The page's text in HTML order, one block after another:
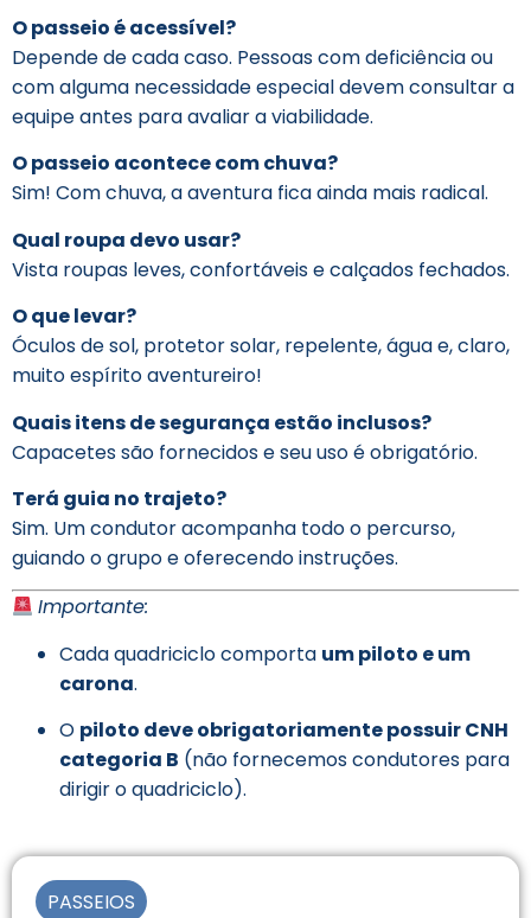
O passeio é acessível?
Depende de cada caso. Pessoas com deficiência ou
com alguma necessidade especial devem consultar a
equipe antes para avaliar a viabilidade.
O passeio acontece com chuva?
Sim! Com chuva, a aventura fica ainda mais radical.
Qual roupa devo usar?
Vista roupas leves, confortáveis e calçados fechados.
O que levar?
Óculos de sol, protetor solar, repelente, água e, claro,
muito espírito aventureiro!
Quais itens de segurança estão inclusos?
Capacetes são fornecidos e seu uso é obrigatório.
Terá guia no trajeto?
Sim. Um condutor acompanha todo o percurso,
guiando o grupo e oferecendo instruções.
Importante:
Cada quadriciclo comporta um piloto e um
carona.
O piloto deve obrigatoriamente possuir CNH
categoria B (não fornecemos condutores para
dirigir o quadriciclo).
PASSEIOS